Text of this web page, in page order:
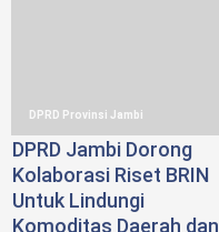
DPRD Provinsi Jambi
DPRD Jambi Dorong
Kolaborasi Riset BRIN
Untuk Lindungi
Komoditas Daerah dan